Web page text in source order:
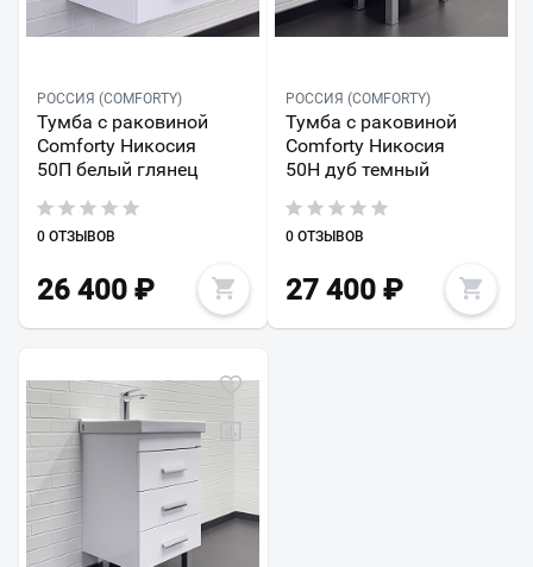
РОССИЯ (COMFORTY)
Тумба с раковиной
Comforty Никосия
50П белый глянец
0 ОТЗЫВОВ
26 400 ₽
РОССИЯ (COMFORTY)
Тумба с раковиной
Comforty Никосия
50Н дуб темный
0 ОТЗЫВОВ
27 400₽